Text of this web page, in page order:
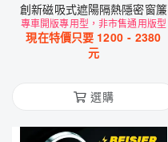
創新磁吸式遮陽隔熱隱密窗簾
專車開版專用型，非市售通用版型
現在特價只要 1200 - 2380
元
選購